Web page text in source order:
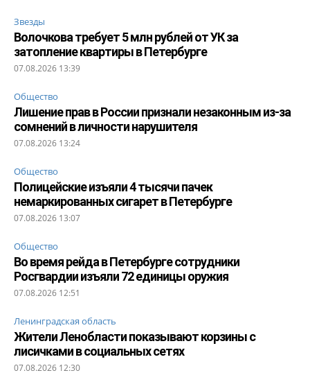
Звезды
Волочкова требует 5 млн рублей от УК за
затопление квартиры в Петербурге
07.08.2026 13:39
Общество
Лишение прав в России признали незаконным из-за
сомнений в личности нарушителя
07.08.2026 13:24
Общество
Полицейские изъяли 4 тысячи пачек
немаркированных сигарет в Петербурге
07.08.2026 13:07
Общество
Во время рейда в Петербурге сотрудники
Росгвардии изъяли 72 единицы оружия
07.08.2026 12:51
Ленинградская область
Жители Ленобласти показывают корзины с
лисичками в социальных сетях
07.08.2026 12:30